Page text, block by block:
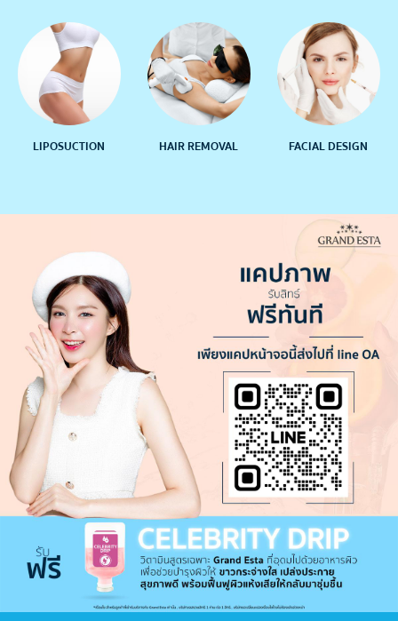
LIPOSUCTION HAIR REMOVAL FACIAL DESIGN